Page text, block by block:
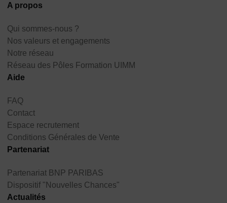
A propos
Qui sommes-nous ?
Nos valeurs et engagements
Notre réseau
Réseau des Pôles Formation UIMM
Aide
FAQ
Contact
Espace recrutement
Conditions Générales de Vente
Partenariat
Partenariat BNP PARIBAS
Dispositif "Nouvelles Chances"
Actualités